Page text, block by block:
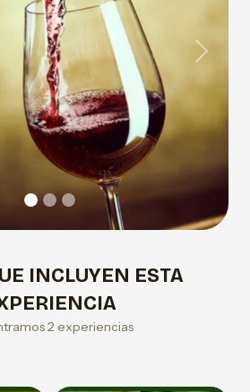
Next
INCLUYEN ESTA
2 experiencias